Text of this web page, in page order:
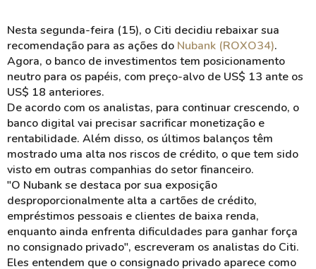
Nesta segunda-feira (15), o Citi decidiu rebaixar sua
recomendação para as ações do Nubank (ROXO34).
Agora, o banco de investimentos tem posicionamento
neutro para os papéis, com preço-alvo de US$ 13 ante os
US$ 18 anteriores.
De acordo com os analistas, para continuar crescendo, o
banco digital vai precisar sacrificar monetização e
rentabilidade. Além disso, os últimos balanços têm
mostrado uma alta nos riscos de crédito, o que tem sido
visto em outras companhias do setor financeiro.
"O Nubank se destaca por sua exposição
desproporcionalmente alta a cartões de crédito,
empréstimos pessoais e clientes de baixa renda,
enquanto ainda enfrenta dificuldades para ganhar força
no consignado privado", escreveram os analistas do Citi.
Eles entendem que o consignado privado aparece como